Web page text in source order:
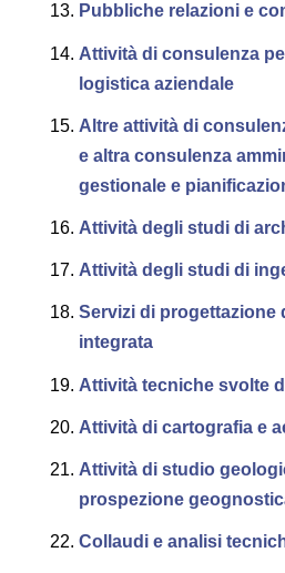
Pubbliche relazioni e
Attività di consulenza
logistica aziendale
Altre attività di
e altra consulenza
gestionale e
Attività degli studi di
Attività degli studi di
Servizi di progettazione
integrata
Attività tecniche svolte
Attività di cartografia e
Attività di studio
prospezione
Collaudi e analisi